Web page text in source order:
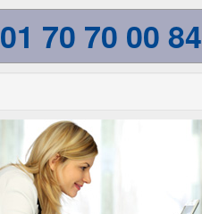
01 70 70 00 84